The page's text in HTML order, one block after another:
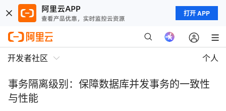
打开 APP
开发者社区 个人
事务隔离级别：保障数据库并发事务的一致性
与性能